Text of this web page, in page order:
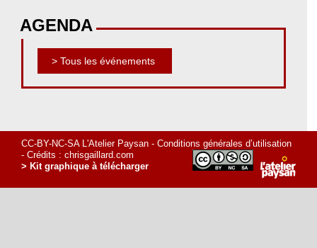
AGENDA
> Tous les événements
CC-BY-NC-SA L'Atelier Paysan - Conditions générales d’utilisation
- Crédits : chrisgaillard.com
> Kit graphique à télécharger